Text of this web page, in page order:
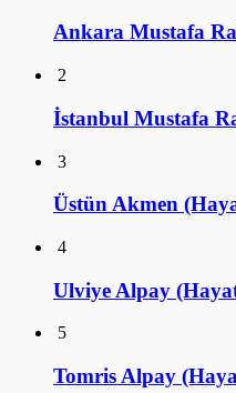
Ankara Mustafa
2
İstanbul Mustafa
3
Üstün Akmen
4
Ulviye Alpay
5
Tomris Alpay